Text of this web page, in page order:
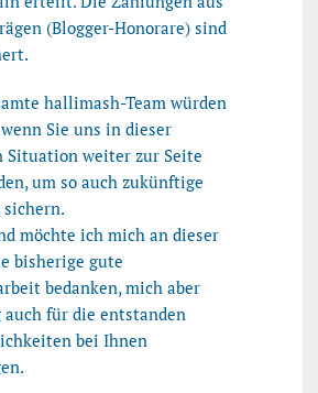
(Blogger-Honorare) sind
hallimash-Team würden
Sie uns in dieser
Situation weiter zur Seite
um so auch zukünftige
möchte ich mich an dieser
bisherige gute
bedanken, mich aber
für die entstanden
bei Ihnen